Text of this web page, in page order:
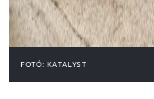
FOTÓ: KATALYST